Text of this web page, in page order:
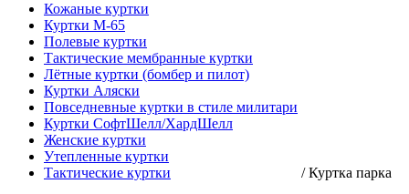
Кожаные куртки
Куртки М-65
Полевые куртки
Тактические мембранные куртки
Лётные куртки (бомбер и пилот)
Куртки Аляски
Повседневные куртки в стиле милитари
Куртки СофтШелл/ХардШелл
Женские куртки
Утепленные куртки
Тактические куртки
/Куртка парка